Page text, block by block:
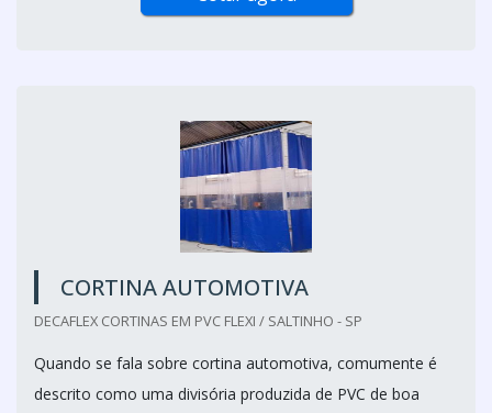
CORTINA AUTOMOTIVA
DECAFLEX CORTINAS EM PVC FLEXI / SALTINHO - SP
Quando se fala sobre cortina automotiva, comumente é
descrito como uma divisória produzida de PVC de boa